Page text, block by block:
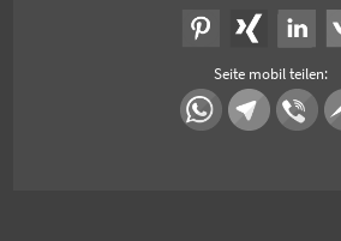
Seite mobil teilen: